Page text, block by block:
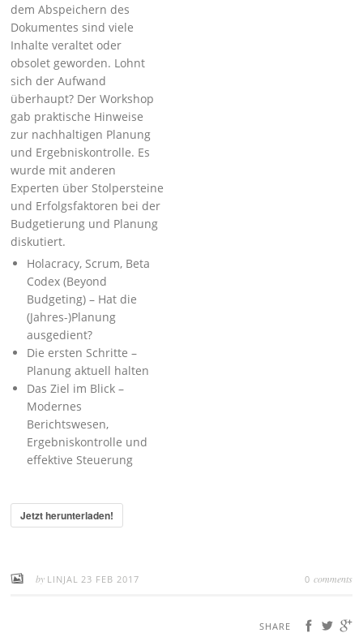
dem Abspeichern des
Dokumentes sind viele
Inhalte veraltet oder
obsolet geworden. Lohnt
sich der Aufwand
überhaupt? Der Workshop
gab praktische Hinweise
zur nachhaltigen Planung
und Ergebniskontrolle. Es
wurde mit anderen
Experten über Stolpersteine
und Erfolgsfaktoren bei der
Budgetierung und Planung
diskutiert.
Holacracy, Scrum, Beta
Codex (Beyond
Budgeting) – Hat die
(Jahres-)Planung
ausgedient?
Die ersten Schritte –
Planung aktuell halten
Das Ziel im Blick –
Modernes
Berichtswesen,
Ergebniskontrolle und
effektive Steuerung
Jetzt herunterladen!
by LINJAL 23 FEB 2017 0 comments
SHARE